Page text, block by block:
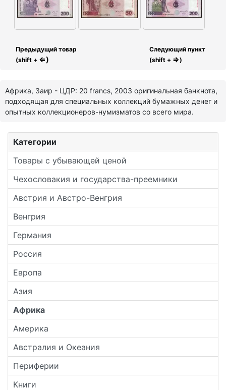
Категории
Товары с убывающей ценой
Чехословакия и государства-преемники
Австрия и Австро-Венгрия
Венгрия
Германия
Россия
Европа
Азия
Африка
Америка
Австралия и Океания
Периферии
Книги
Предыдущий товар
(shift + ⇐)
Следующий пункт
(shift + ⇒)
Африка, Заир - ЦДР: 20 francs, 2003 оригинальная банкнота,
подходящая для специальных коллекций бумажных денег и
опытных коллекционеров-нумизматов со всего мира.